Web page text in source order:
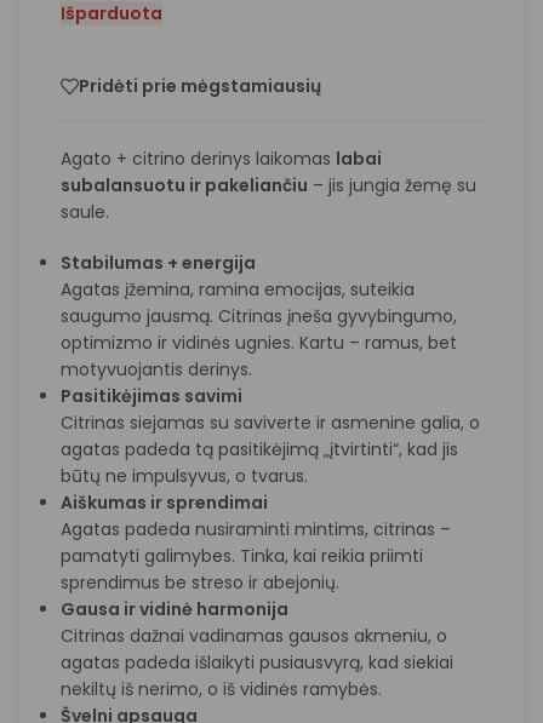
Išparduota
Pridėti prie mėgstamiausių
Agato + citrino derinys laikomas labai
subalansuotu ir pakeliančiu – jis jungia žemę su
saule.
Stabilumas + energija
Agatas įžemina, ramina emocijas, suteikia
saugumo jausmą. Citrinas įneša gyvybingumo,
optimizmo ir vidinės ugnies. Kartu – ramus, bet
motyvuojantis derinys.
Pasitikėjimas savimi
Citrinas siejamas su saviverte ir asmenine galia, o
agatas padeda tą pasitikėjimą „įtvirtinti“, kad jis
būtų ne impulsyvus, o tvarus.
Aiškumas ir sprendimai
Agatas padeda nusiraminti mintims, citrinas –
pamatyti galimybes. Tinka, kai reikia priimti
sprendimus be streso ir abejonių.
Gausa ir vidinė harmonija
Citrinas dažnai vadinamas gausos akmeniu, o
agatas padeda išlaikyti pusiausvyrą, kad siekiai
nekiltų iš nerimo, o iš vidinės ramybės.
Švelni apsauga